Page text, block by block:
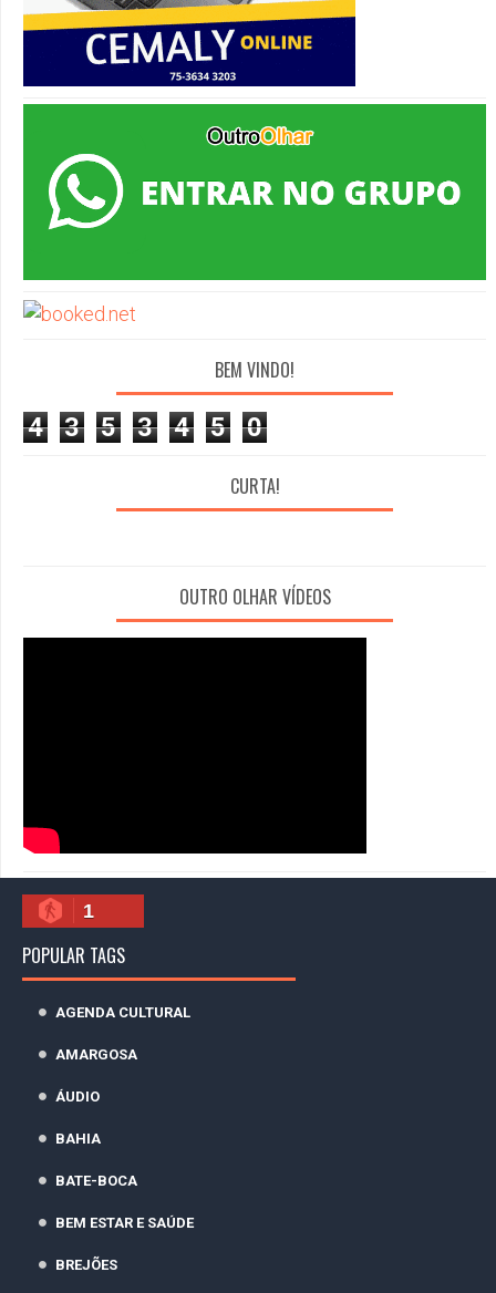
BEM VINDO!
4 3 5 3 4 5 0
CURTA!
OUTRO OLHAR VÍDEOS
1
POPULAR TAGS
AGENDA CULTURAL
AMARGOSA
ÁUDIO
BAHIA
BATE-BOCA
BEM ESTAR E SAÚDE
BREJÕES